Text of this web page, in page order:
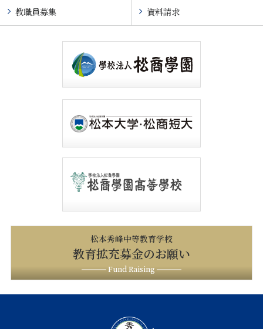
教職員募集 資料請求
松本秀峰中等教育学校
教育拡充募金のお願い
Fund Raising